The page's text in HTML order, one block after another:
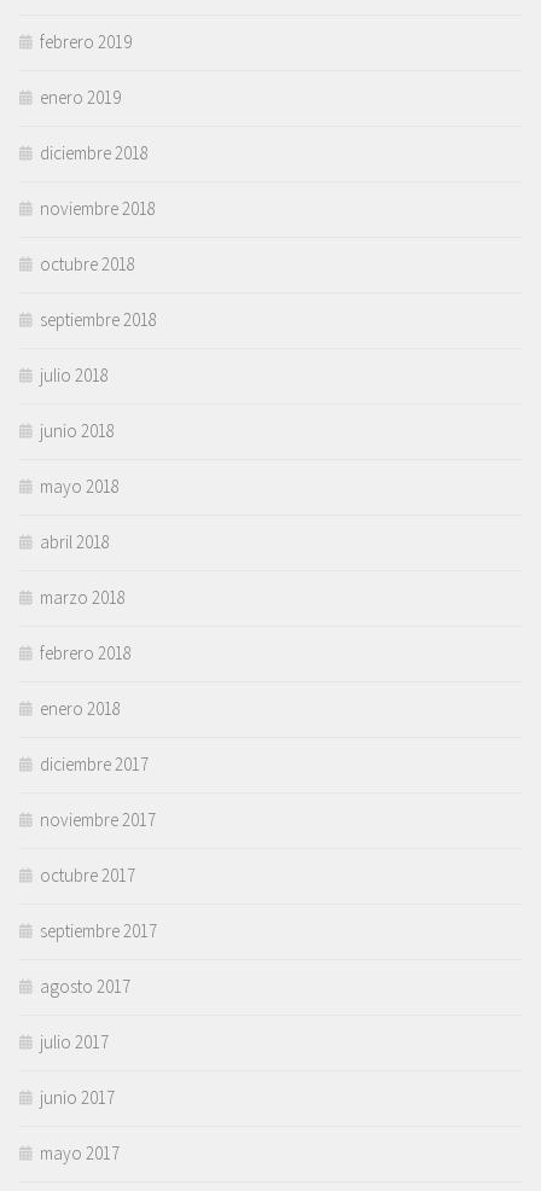
febrero 2019
enero 2019
diciembre 2018
noviembre 2018
octubre 2018
septiembre 2018
julio 2018
junio 2018
mayo 2018
abril 2018
marzo 2018
febrero 2018
enero 2018
diciembre 2017
noviembre 2017
octubre 2017
septiembre 2017
agosto 2017
julio 2017
junio 2017
mayo 2017